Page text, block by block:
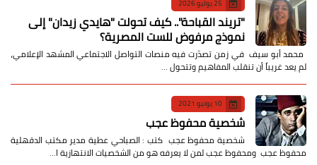
25 يوليو 2026
​"تريند القباحة".. كيف تحولت "هايدي زيدان" إلى
نموذج مرفوض للست المصرية؟
​ محمد أبو سيف ​في زمن تصدّرت فيه منصات التواصل الاجتماعي المشهد الإعلامي،
لم يعد غريباً أن تنقلب المفاهيم وتتحول …
10 يونيو 2021
شخصية محفوظ عجب
شخصية محفوظ عجب كتب : الصباحي عطية مدير مكتب الدقهلية
محفوظ عجب ومحفوظ عجب لمن لا يعرفه هو من الشخصيات الانتهازية ا…